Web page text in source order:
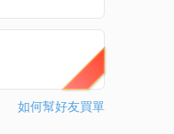
如何幫好友買單